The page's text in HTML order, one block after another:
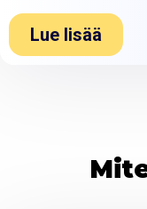
Lue lisää